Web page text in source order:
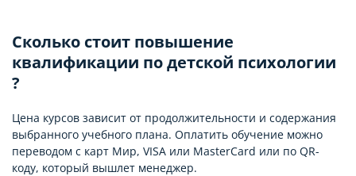
Сколько стоит повышение
квалификации по детской психологии
?
Цена курсов зависит от продолжительности и содержания
выбранного учебного плана. Оплатить обучение можно
переводом с карт Мир, VISA или MasterCard или по QR-
коду, который вышлет менеджер.